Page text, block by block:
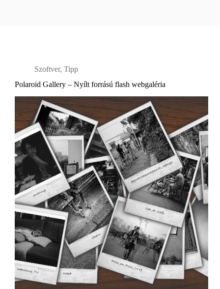
Szoftver, Tipp
Polaroid Gallery – Nyílt forrású flash webgaléria